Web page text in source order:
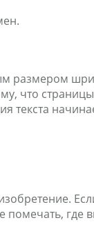
размером
что
текста
помечать, где